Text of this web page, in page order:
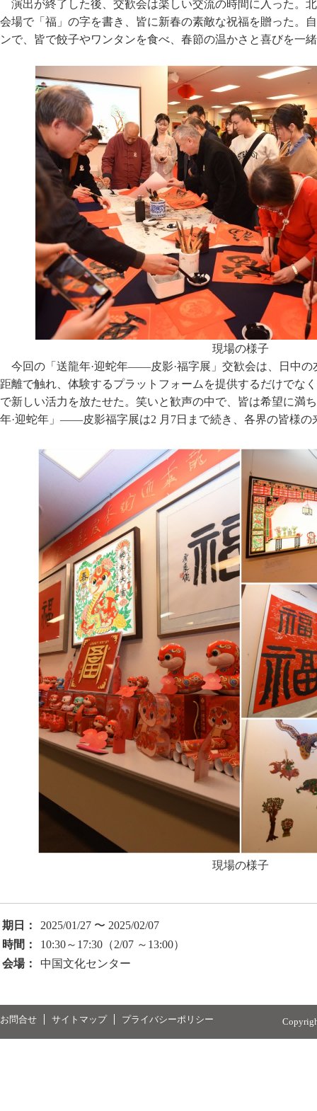
演出が終了した後、交歓会は楽しい交流の時間に入った。
会場で「福」の字を書き、皆に新春の素敵な祝福を贈った。
ンで、皆で餃子やワンタンを食べ、春節の温かさと喜びを一
現場の様子
今回の「送龍年·迎蛇年——皮影·福字展」交歓会は、日中の
距離で触れ、体験するプラットフォームを提供するだけでな
で新しい活力を放たせた。笑いと歓声の中で、皆は希望に満
年·迎蛇年」——皮影福字展は2 月7日まで続き、各界の皆様の
現場の様子
期日：
2025/01/27 〜 2025/02/07
時間：
10:30～17:30（2/07 ～13:00）
会場：
中国文化センター
お問合せ サイトマップ プライバシーポリシー